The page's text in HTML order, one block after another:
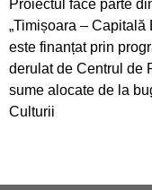
Proiectul face parte
„Timișoara –
este finanțat prin
derulat de Centrul de
sume alocate de la
Culturii